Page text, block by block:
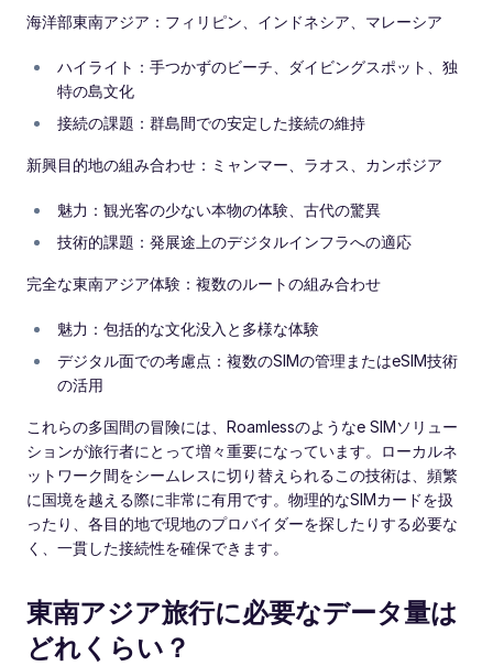
海洋部東南アジア：フィリピン、インドネシア、マレーシア
ハイライト：手つかずのビーチ、ダイビングスポット、独
特の島文化
接続の課題：群島間での安定した接続の維持
新興目的地の組み合わせ：ミャンマー、ラオス、カンボジア
魅力：観光客の少ない本物の体験、古代の驚異
技術的課題：発展途上のデジタルインフラへの適応
完全な東南アジア体験：複数のルートの組み合わせ
魅力：包括的な文化没入と多様な体験
デジタル面での考慮点：複数のSIMの管理またはeSIM技術
の活用
これらの多国間の冒険には、Roamlessのようなe SIMソリュー
ションが旅行者にとって増々重要になっています。ローカルネ
ットワーク間をシームレスに切り替えられるこの技術は、頻繁
に国境を越える際に非常に有用です。物理的なSIMカードを扱
ったり、各目的地で現地のプロバイダーを探したりする必要な
く、一貫した接続性を確保できます。
東南アジア旅行に必要なデータ量は
どれくらい？